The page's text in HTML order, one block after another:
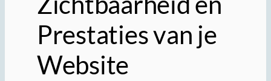
Prestaties van je
Website